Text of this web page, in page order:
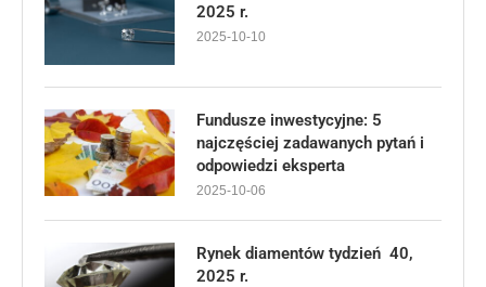
2025 r.
2025-10-10
Fundusze inwestycyjne: 5
najczęściej zadawanych pytań i
odpowiedzi eksperta
2025-10-06
Rynek diamentów tydzień 40,
2025 r.